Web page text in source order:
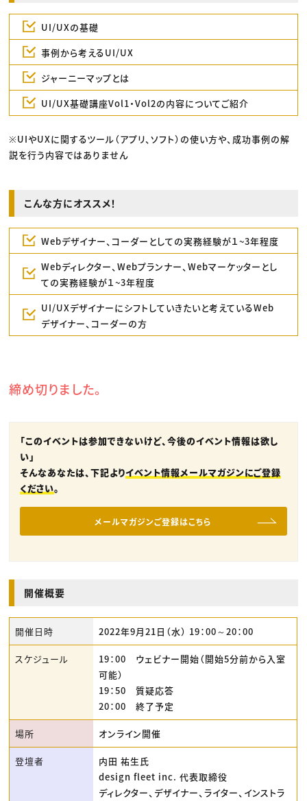
UI/UXの基礎
事例から考えるUI/UX
ジャーニーマップとは
UI/UX基礎講座Vol1・Vol2の内容についてご紹介
※UIやUXに関するツール（アプリ、ソフト）の使い方や、成功事例の解
説を行う内容ではありません
こんな方にオススメ！
Webデザイナー、コーダーとしての実務経験が１~3年程度
Webディレクター、Webプランナー、Webマーケッターとし
ての実務経験が１~3年程度
UI/UXデザイナーにシフトしていきたいと考えているWeb
デザイナー、コーダーの方
締め切りました。
「このイベントは参加できないけど、今後のイベント情報は欲し
い」
そんなあなたは、下記よりイベント情報メールマガジンにご登録
ください。
メールマガジンご登録はこちら
開催概要
開催日時 2022年9月21日（水） 19：00～20：00
スケジュール
19：00 ウェビナー開始（開始5分前から入室
可能）
19：50 質疑応答
20：00 終了予定
場所 オンライン開催
登壇者
内田 祐生氏
design fleet inc. 代表取締役
ディレクター、デザイナー、ライター、インストラ